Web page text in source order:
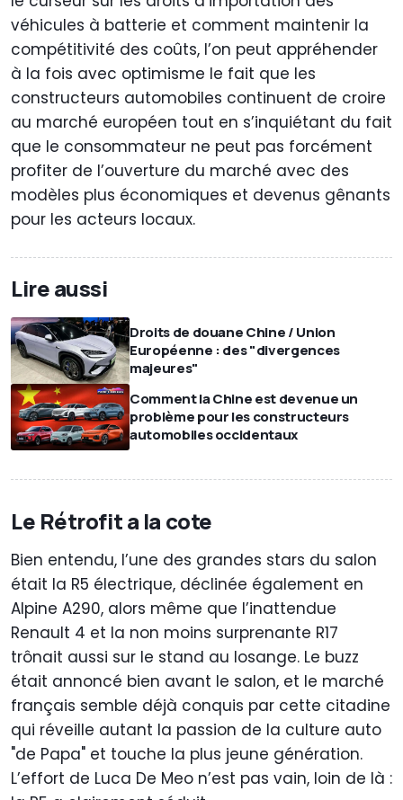
véhicules à batterie et comment maintenir la
compétitivité des coûts, l’on peut appréhender
à la fois avec optimisme le fait que les
constructeurs automobiles continuent de croire
au marché européen tout en s’inquiétant du fait
que le consommateur ne peut pas forcément
profiter de l’ouverture du marché avec des
modèles plus économiques et devenus gênants
pour les acteurs locaux.
Lire aussi
Droits de douane Chine / Union
Européenne : des "divergences
majeures"
Comment la Chine est devenue un
problème pour les constructeurs
automobiles occidentaux
Le Rétrofit a la cote
Bien entendu, l’une des grandes stars du salon
était la R5 électrique, déclinée également en
Alpine A290, alors même que l’inattendue
Renault 4 et la non moins surprenante R17
trônait aussi sur le stand au losange. Le buzz
était annoncé bien avant le salon, et le marché
français semble déjà conquis par cette citadine
qui réveille autant la passion de la culture auto
"de Papa" et touche la plus jeune génération.
L’effort de Luca De Meo n’est pas vain, loin de là :